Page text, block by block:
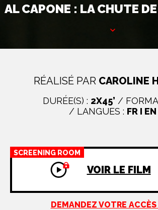
AL CAPONE : LA CHUTE
RÉALISÉ PAR CAROLINE
DURÉE(S) : 2X45’ /
/ LANGUES : FR I EN
SCREENING ROOM
VOIR LE FILM
DEMANDEZ VOTRE ACCÈS